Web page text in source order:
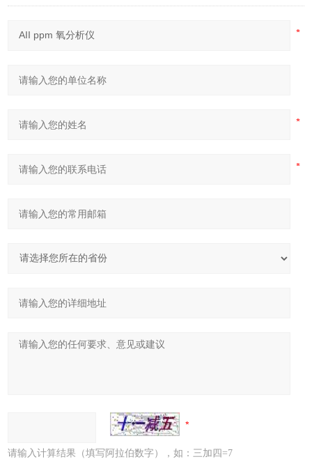
请输入计算结果（填写阿拉伯数字），如：三加四=7